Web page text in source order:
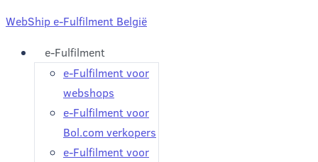
WebShip e-Fulfilment België
e-Fulfilment
e-Fulfilment voor
webshops
e-Fulfilment voor
Bol.com verkopers
e-Fulfilment voor